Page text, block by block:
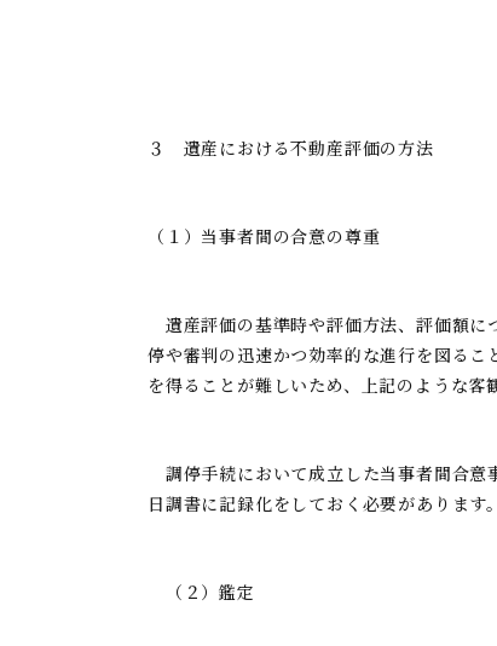
３ 遺産における不動産評価の方法
（１）当事者間の合意の尊重
遺産評価の基準時や評価方法、評価額に
停や審判の迅速かつ効率的な進行を図る
を得ることが難しいため、上記のような客
調停手続において成立した当事者間合意
日調書に記録化をしておく必要があります。
（２）鑑定